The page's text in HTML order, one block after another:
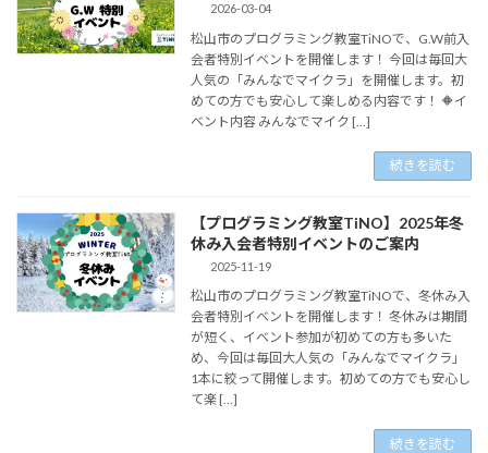
2026-03-04
松山市のプログラミング教室TiNOで、G.W前入
会者特別イベントを開催します！ 今回は毎回大
人気の「みんなでマイクラ」を開催します。初
めての方でも安心して楽しめる内容です！ 🔶イ
ベント内容 みんなでマイク […]
続きを読む
【プログラミング教室TiNO】2025年冬
休み入会者特別イベントのご案内
2025-11-19
松山市のプログラミング教室TiNOで、冬休み入
会者特別イベントを開催します！ 冬休みは期間
が短く、イベント参加が初めての方も多いた
め、今回は毎回大人気の「みんなでマイクラ」
1本に絞って開催します。初めての方でも安心し
て楽 […]
続きを読む